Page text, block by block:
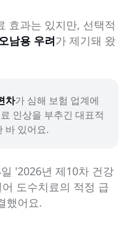
효과는 있지만, 선택적
남용 우려가 제기돼 왔
차가 심해 보험 업계에
인상을 부추긴 대표적
바 있어요.
'2026년 제10차 건강
도수치료의 적정 급
했어요.